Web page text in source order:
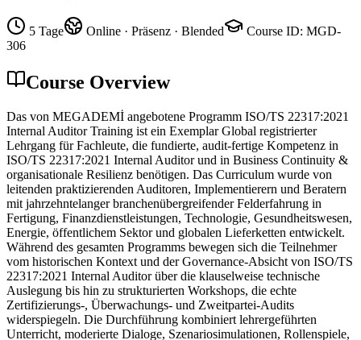
5 Tage Online · Präsenz · Blended Course ID: MGD-
306
Course Overview
Das von MEGADEMİ angebotene Programm ISO/TS 22317:2021
Internal Auditor Training ist ein Exemplar Global registrierter
Lehrgang für Fachleute, die fundierte, audit-fertige Kompetenz in
ISO/TS 22317:2021 Internal Auditor und in Business Continuity &
organisationale Resilienz benötigen. Das Curriculum wurde von
leitenden praktizierenden Auditoren, Implementierern und Beratern
mit jahrzehntelanger branchenübergreifender Felderfahrung in
Fertigung, Finanzdienstleistungen, Technologie, Gesundheitswesen,
Energie, öffentlichem Sektor und globalen Lieferketten entwickelt.
Während des gesamten Programms bewegen sich die Teilnehmer
vom historischen Kontext und der Governance-Absicht von ISO/TS
22317:2021 Internal Auditor über die klauselweise technische
Auslegung bis hin zu strukturierten Workshops, die echte
Zertifizierungs-, Überwachungs- und Zweitpartei-Audits
widerspiegeln. Die Durchführung kombiniert lehrergeführten
Unterricht, moderierte Dialoge, Szenariosimulationen, Rollenspiele,